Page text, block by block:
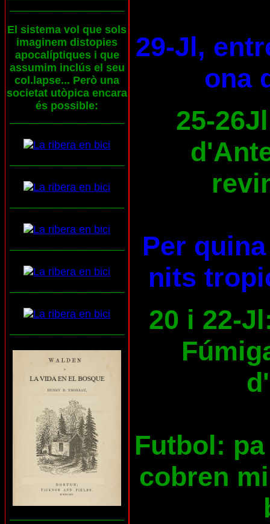
El sistema vol que sols
imaginem distopies
apocalíptiques i que
assumim inclús el seu
col.lapse... Però una
societat utòpica encara
és possible:
29-Jl,
ona
25-
Per
nits
20 i 22-
Futbol:
cobren